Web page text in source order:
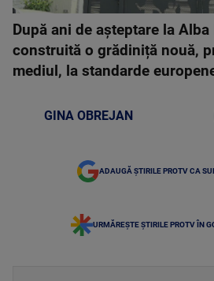
După ani de așteptare la
construită o grădiniță nouă,
mediul, la standarde
GINA OBREJAN
ADAUGĂ ȘTIRILE PROTV CA
URMĂREȘTE ȘTIRILE PROTV ÎN